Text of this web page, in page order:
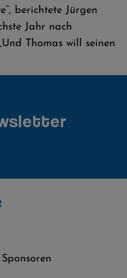
berichtete Jürgen
Jahr nach
Thomas will seinen